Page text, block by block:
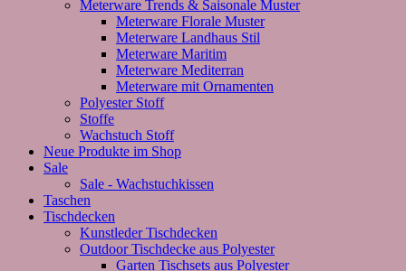
Meterware Trends & Saisonale Muster
Meterware Florale Muster
Meterware Landhaus Stil
Meterware Maritim
Meterware Mediterran
Meterware mit Ornamenten
Polyester Stoff
Stoffe
Wachstuch Stoff
Neue Produkte im Shop
Sale
Sale - Wachstuchkissen
Taschen
Tischdecken
Kunstleder Tischdecken
Outdoor Tischdecke aus Polyester
Garten Tischsets aus Polyester